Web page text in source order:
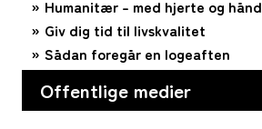
Humanitær – med hjerte og hånd
Giv dig tid til livskvalitet
Sådan foregår en logeaften
Offentlige medier